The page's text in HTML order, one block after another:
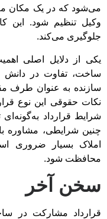
می‌شود که در یک مکان
وکیل تنظیم شود. این
جلوگیری می‌کند.
یکی از دلایل اصلی
ساخت، تفاوت در دانش
سازنده به عنوان طرف
نکات حقوقی این نوع
شرایط قرارداد
چنین شرایطی، مشاوره
املاک بسیار ضروری
محافظت شود.
سخن آخر
قرارداد مشارکت در